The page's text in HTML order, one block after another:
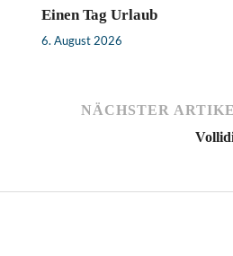
Einen Tag Urlaub
6. August 2026
NÄCHSTER